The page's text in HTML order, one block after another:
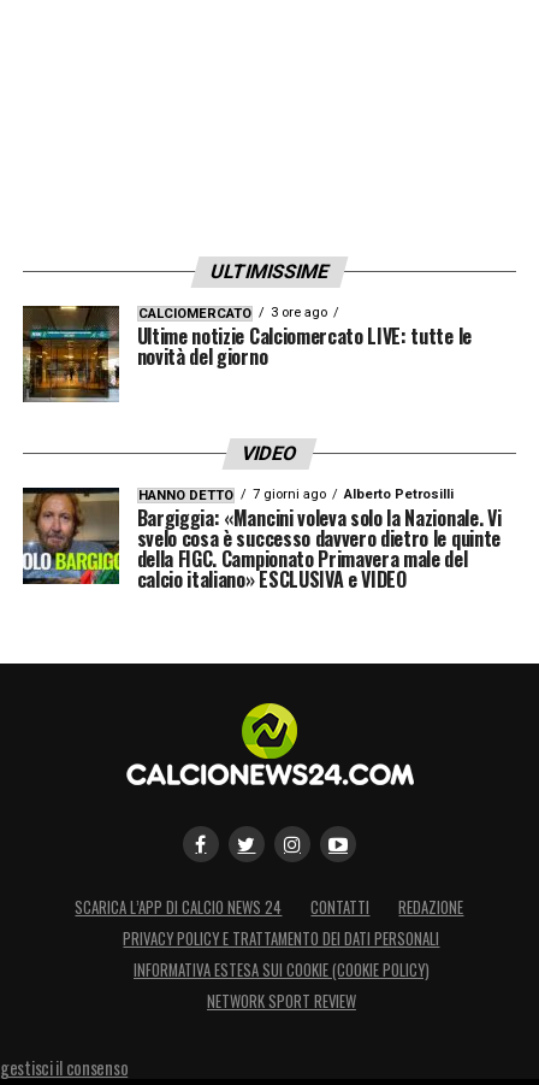
LA PLAYLIST DELLE NOSTRE TOP NEWS
ULTIMISSIME
CALCIOMERCATO 3 ore ago
Ultime notizie Calciomercato LIVE: tutte le
novità del giorno
VIDEO
HANNO DETTO 7 giorni ago Alberto Petrosilli
Bargiggia: «Mancini voleva solo la Nazionale. Vi
svelo cosa è successo davvero dietro le quinte
della FIGC. Campionato Primavera male del
calcio italiano» ESCLUSIVA e VIDEO
SCARICA L’APP DI CALCIO NEWS 24 CONTATTI
REDAZIONE
PRIVACY POLICY E TRATTAMENTO DEI DATI PERSONALI
INFORMATIVA ESTESA SUI COOKIE (COOKIE POLICY)
NETWORK SPORT REVIEW
gestisci il consenso